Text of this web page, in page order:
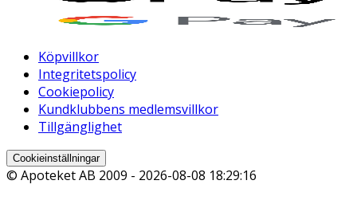
Köpvillkor
Integritetspolicy
Cookiepolicy
Kundklubbens medlemsvillkor
Tillgänglighet
Cookieinställningar
© Apoteket AB 2009 - 2026-08-08 18:29:16